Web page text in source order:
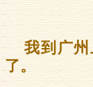
我到广
了。